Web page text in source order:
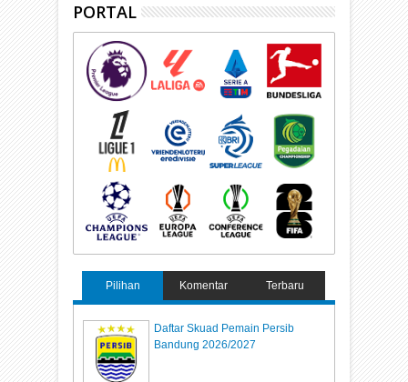
PORTAL
Pilihan Komentar Terbaru
Daftar Skuad Pemain Persib
Bandung 2026/2027